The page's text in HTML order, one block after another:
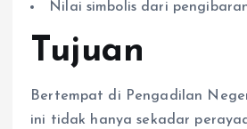
Nilai simbolis dari
Tujuan
Bertempat di Pengadilan
ini tidak hanya sekadar